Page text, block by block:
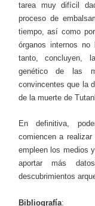
tarea muy difícil
proceso de
tiempo, así como
órganos internos
tanto, concluyen,
genético de las
convincentes que la
de la muerte de
En definitiva,
comiencen a
empleen los medios
aportar más
descubrimientos
Bibliografía: